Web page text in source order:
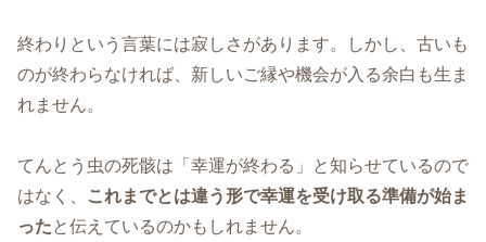
終わりという言葉には寂しさがあります。しかし、古いも
のが終わらなければ、新しいご縁や機会が入る余白も生ま
れません。
てんとう虫の死骸は「幸運が終わる」と知らせているので
はなく、
これまでとは違う形で幸運を受け取る準備が始ま
ったと伝えているのかもしれません。